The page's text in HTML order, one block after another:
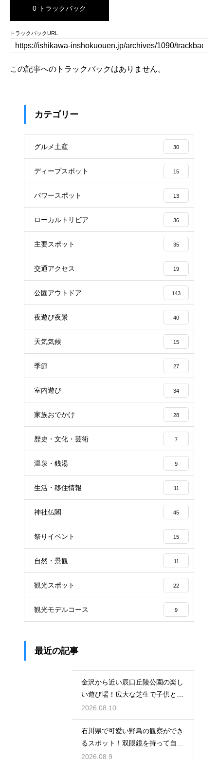
0 トラックバック
トラックバックURL
この記事へのトラックバックはありません。
カテゴリー
グルメ土産 30
ディープスポット 15
パワースポット 13
ローカルトリビア 36
主要スポット 35
交通アクセス 19
公園アウトドア 143
夜遊び夜景 40
天気気候 15
季節 27
室内遊び 34
家族おでかけ 28
歴史・文化・芸術 7
温泉・銭湯 9
生活・移住情報 11
神社仏閣 45
祭りイベント 15
自然・景観 11
観光スポット 22
観光モデルコース 9
最近の記事
金沢から近い辰口丘陵公園の楽し
い遊び場！広大な芝生で子供と全
力で走る
2026.08.10
石川県で可愛い野鳥の観察ができ
るスポット！双眼鏡を持って自然
の中へ
2026.08.9